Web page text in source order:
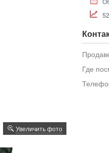
Увеличить фото
Где